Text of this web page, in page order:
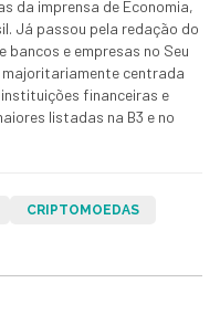
da imprensa de Economia,
Já passou pela redação do
bancos e empresas no Seu
majoritariamente centrada
financeiras e
listadas na B3 e no
CRIPTOMOEDAS